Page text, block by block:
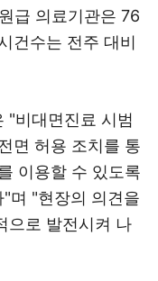
급 의료기관은 76
건수는 전주 대비
"비대면진료 시범
면 허용 조치를 통
이용할 수 있도록
며 "현장의 의견을
으로 발전시켜 나